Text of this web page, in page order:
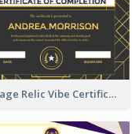
Vintage Relic Vibe Certificate Design Template